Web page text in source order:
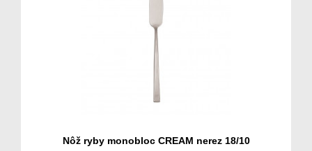
Nôž ryby monobloc CREAM nerez 18/10